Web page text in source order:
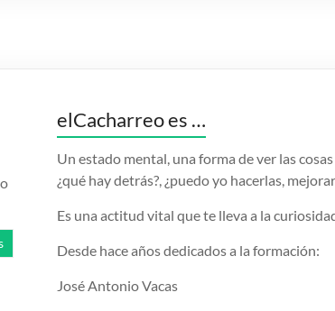
elCacharreo es …
Un estado mental, una forma de ver las
¿qué hay detrás?, ¿puedo yo hacerlas,
Es una actitud vital que te lleva a la
Desde hace años dedicados a la formación:
José Antonio Vacas